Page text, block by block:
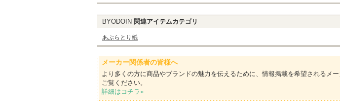
BYODOIN 関連アイテムカテゴリ
あぶらとり紙
メーカー関係者の皆様へ
より多くの方に商品やブランドの魅力を伝えるために、情報掲載を希望されるメ
ご覧ください。
詳細はコチラ»